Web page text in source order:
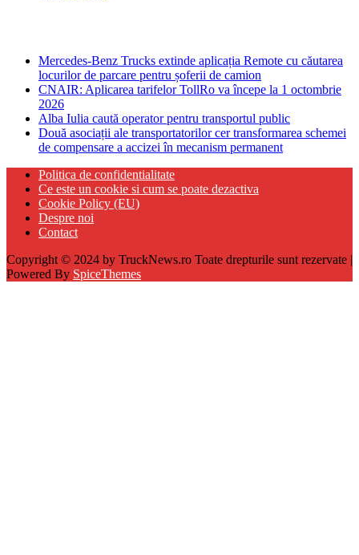
Mercedes-Benz Trucks extinde aplicația Remote cu căutarea
locurilor de parcare pentru șoferii de camion
CNAIR: Aplicarea tarifelor TollRo va începe la 1 octombrie
2026
Alba Iulia caută operator pentru transportul public
Două asociații ale transportatorilor cer transformarea schemei
de compensare a accizei în mecanism permanent
Politica de confidentialitate
Ce este un cookie si cum se poate dezactiva
Cookie Policy (EU)
Despre noi
Contact
Copyright © 2024 by TruckNews.ro Toate drepturile sunt rezervate |
Powered By SpiceThemes